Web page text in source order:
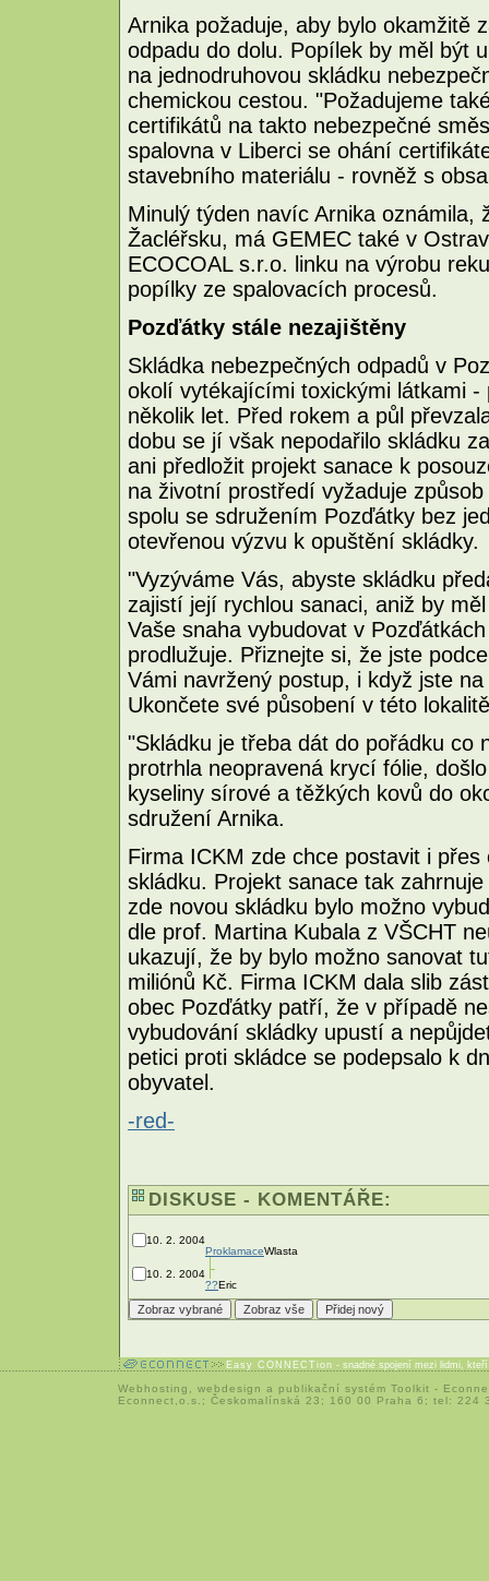
Arnika požaduje, aby bylo okamžitě
odpadu do dolu. Popílek by měl být
na jednodruhovou skládku
chemickou cestou. "Požadujeme
certifikátů na takto nebezpečné
spalovna v Liberci se ohání
stavebního materiálu - rovněž s
Minulý týden navíc Arnika oznámila,
Žacléřsku, má GEMEC také v
ECOCOAL s.r.o. linku na výrobu
popílky ze spalovacích procesů.
Pozďátky stále nezajištěny
Skládka nebezpečných odpadů v
okolí vytékajícími toxickými látkami
několik let. Před rokem a půl
dobu se jí však nepodařilo skládku
ani předložit projekt sanace k
na životní prostředí vyžaduje
spolu se sdružením Pozďátky bez
otevřenou výzvu k opuštění skládky.
"Vyzýváme Vás, abyste skládku
zajistí její rychlou sanaci, aniž by
Vaše snaha vybudovat v
prodlužuje. Přiznejte si, že jste
Vámi navržený postup, i když jste
Ukončete své působení v této
"Skládku je třeba dát do pořádku co
protrhla neopravená krycí fólie,
kyseliny sírové a těžkých kovů do
sdružení Arnika.
Firma ICKM zde chce postavit i
skládku. Projekt sanace tak
zde novou skládku bylo možno
dle prof. Martina Kubala z VŠCHT
ukazují, že by bylo možno sanovat
miliónů Kč. Firma ICKM dala slib
obec Pozďátky patří, že v případě
vybudování skládky upustí a
petici proti skládce se podepsalo k
obyvatel.
-red-
DISKUSE - KOMENTÁŘE:
10. 2. 2004
ProklamaceWlasta
10. 2. 2004
??Eric
Easy CONNECTion - snadné spojení mezi lidmi,
Webhosting webdesign a publikační systém Toolkit -
Econnect,o.s.; Českomalínská 23; 160 00 Praha 6; tel: 224